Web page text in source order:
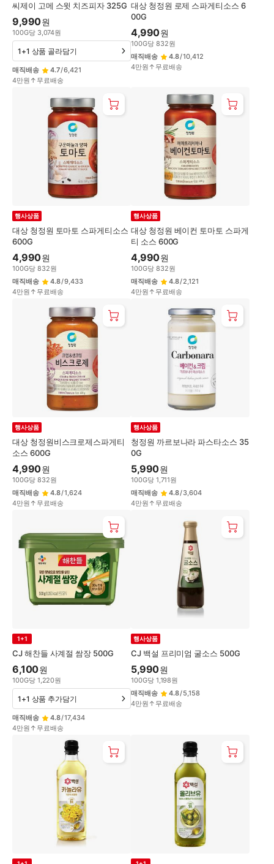
씨제이 고메 스윗 치즈피자 325G
9,990원
100G당 3,074원
매직배송 4.7/6,421
4만원↑무료배송
1+1 상품 골라담기
대상 청정원 로제 스파게티소스 6
00G
4,990원
100G당 832원
매직배송
4.8/10,412
4만원↑무료배송
대상 청정원 토마토 스파게티소스
600G
행사상품
4,990원
100G당 832원
매직배송
4.8/9,433
4만원↑무료배송
대상 청정원 베이컨 토마토 스파게
티 소스 600G
행사상품
4,990원
100G당 832원
매직배송
4.8/2,121
4만원↑무료배송
대상 청정원비스크로제스파게티
소스 600G
행사상품
4,990원
100G당 832원
매직배송
4.8/1,624
4만원↑무료배송
청정원 까르보나라 파스타소스 35
0G
행사상품
5,990원
100G당 1,711원
매직배송
4.8/3,604
4만원↑무료배송
CJ 해찬들 사계절 쌈장 500G
1+1
6,100원
100G당 1,220원
매직배송 4.8/17,434
4만원↑무료배송
1+1 상품 추가담기
CJ 백설 프리미엄 굴소스 500G
행사상품
5,990원
100G당 1,198원
매직배송
4.8/5,158
4만원↑무료배송